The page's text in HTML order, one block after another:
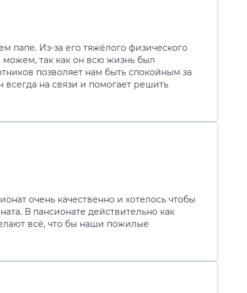
папе. Из-за его тяжёлого физического
так как он всю жизнь был
позволяет нам быть спокойным за
на связи и помогает решить
очень качественно и хотелось чтобы
В пансионате действительно как
всё, что бы наши пожилые